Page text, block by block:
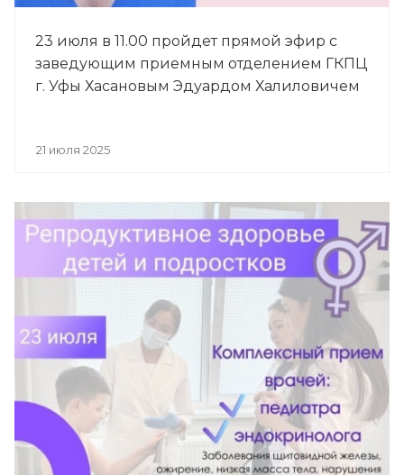
23 июля в 11.00 пройдет прямой эфир с
заведующим приемным отделением ГКПЦ
г. Уфы Хасановым Эдуардом Халиловичем
21 июля 2025